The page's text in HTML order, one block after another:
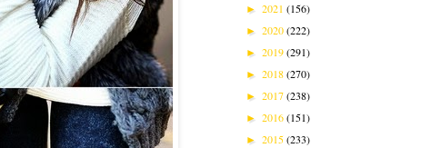
► 2021 (156)
► 2020(222)
► 2019(291)
► 2018(270)
► 2017(238)
► 2016(151)
► 2015(233)